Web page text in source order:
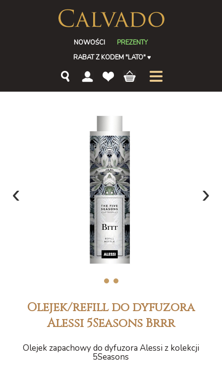
NOWOŚCI
PREZENTY
RABAT Z KODEM "LATO"♥
‹ ›
1 2
Olejek/refill do dyfuzora
Alessi 5Seasons Brrr
Olejek zapachowy do dyfuzora Alessi z kolekcji
5Seasons